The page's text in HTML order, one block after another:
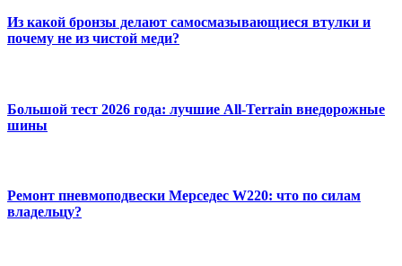
Из какой бронзы делают самосмазывающиеся втулки и
почему не из чистой меди?
Большой тест 2026 года: лучшие All-Terrain внедорожные
шины
Ремонт пневмоподвески Мерседес W220: что по силам
владельцу?